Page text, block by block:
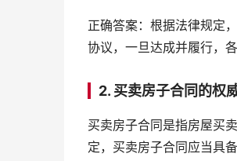
正确答案：根据法律规定
协议，一旦达成并履行，
2. 买卖房子合同的权
买卖房子合同是指房屋买
定，买卖房子合同应当具